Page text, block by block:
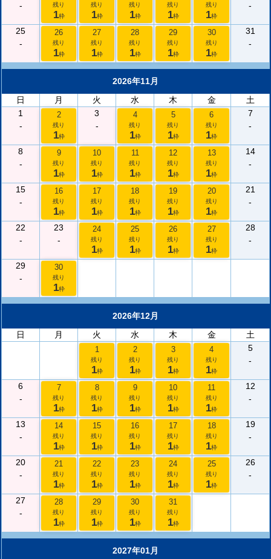
-
残り
1枠
残り
1枠
残り
1枠
残り
1枠
残り
1枠
-
25
-
26
残り
1枠
27
残り
1枠
28
残り
1枠
29
残り
1枠
30
残り
1枠
31
-
2026年11月
日
月 火 水 木 金
土
1
-
2
残り
1枠
3
-
4
残り
1枠
5
残り
1枠
6
残り
1枠
7
-
8
-
9
残り
1枠
10
残り
1枠
11
残り
1枠
12
残り
1枠
13
残り
1枠
14
-
15
-
16
残り
1枠
17
残り
1枠
18
残り
1枠
19
残り
1枠
20
残り
1枠
21
-
22
-
23
-
24
残り
1枠
25
残り
1枠
26
残り
1枠
27
残り
1枠
28
-
29
-
30
残り
1枠
2026年12月
日
月 火 水 木 金 土
1
残り
1枠
2
残り
1枠
3
残り
1枠
4
残り
1枠
5
-
6
-
7
残り
1枠
8
残り
1枠
9
残り
1枠
10
残り
1枠
11
残り
1枠
12
-
13
-
14
残り
1枠
15
残り
1枠
16
残り
1枠
17
残り
1枠
18
残り
1枠
19
-
20
-
21
残り
1枠
22
残り
1枠
23
残り
1枠
24
残り
1枠
25
残り
1枠
26
-
27
-
28
残り
1枠
29
残り
1枠
30
残り
1枠
31
残り
1枠
2027年01月